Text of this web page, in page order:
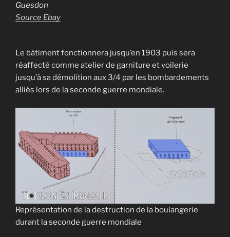
Guesdon
Source Ebay
Le bâtiment fonctionnera jusqu’en 1903 puis sera
réaffecté comme atelier de garniture et voilerie
jusqu’à sa démolition aux 3/4 par les bombardements
alliés lors de la seconde guerre mondiale.
Représentation de la destruction de la boulangerie
durant la seconde guerre mondiale